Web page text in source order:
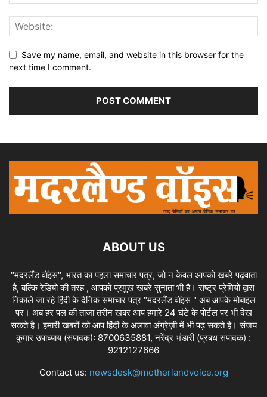
Save my name, email, and website in this browser for the
next time I comment.
ABOUT US
"मदरलैंड वॉइस", भारत का पहला समाचार पत्र, जो न केवल आपको खबरे पढ़वाता
है, बल्कि रेडियो की तरह , आपको प्रमुख खबरे सुनाता भी है। राष्ट्र प्रेमियों द्वारा
निकाले जा रहे हिंदी के दैनिक समाचार पत्र "मदरलैंड वॉइस " अब आपके मोबाइल
पर। अब हर पल की ताजा तरीन खबर आप हमारे 24 घंटे के पोर्टल पर भी देख
सकते है। हमारी खबरों को आप हिंदी के अलावा अंग्रेज़ी में भी पढ़ सकते है। संजय
कुमार उपाध्याय (संपादक): 8700635881, नरेंद्र भंडारी (प्रबंध संपादक) :
9212127666
Contact us: newsdesk@motherlandvoice.org